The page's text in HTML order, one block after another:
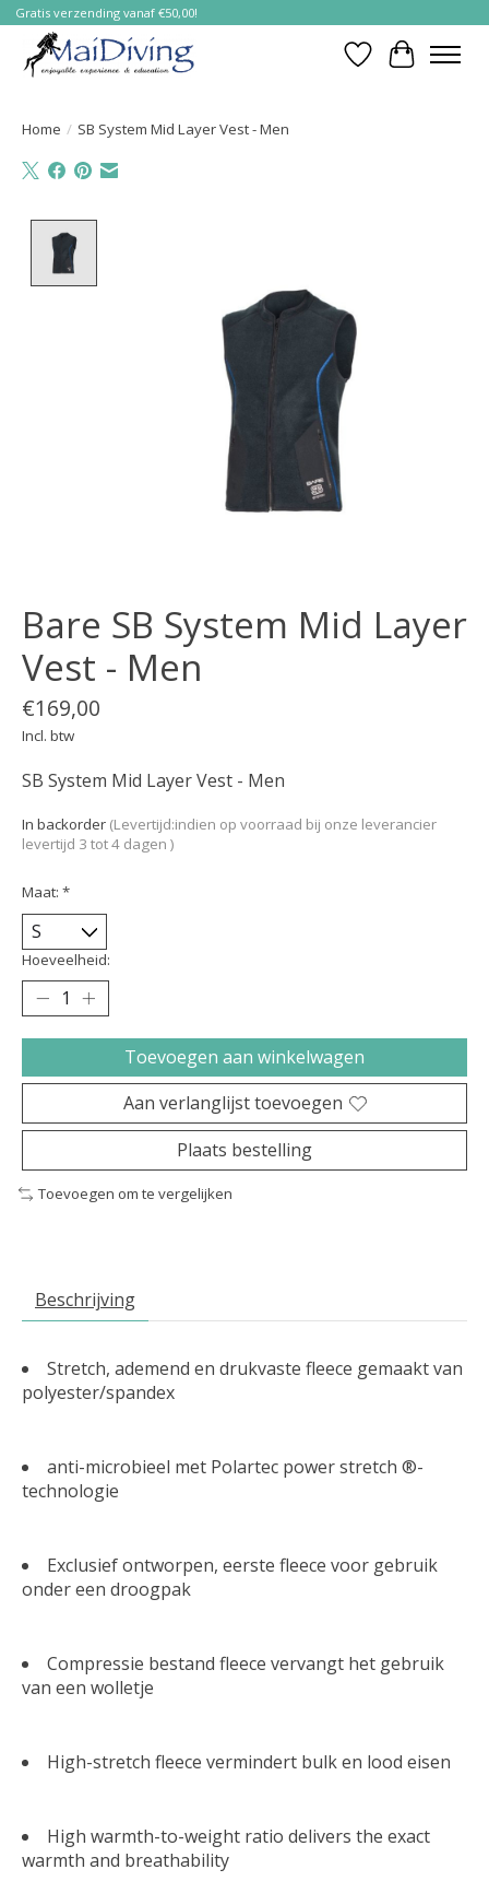
Gratis verzending vanaf €50,00!
Verlanglijst
Home / SB System Mid Layer Vest - Men
Bare SB System Mid Layer
Vest - Men
€169,00
Incl. btw
SB System Mid Layer Vest - Men
In backorder (Levertijd:indien op voorraad bij onze leverancier
levertijd 3 tot 4 dagen )
Maat: *
Hoeveelheid:
Toevoegen aan winkelwagen
Aan verlanglijst toevoegen
Plaats bestelling
Toevoegen om te vergelijken
Beschrijving
Stretch, ademend en drukvaste fleece gemaakt van
polyester/spandex
anti-microbieel met Polartec power stretch ®-
technologie
Exclusief ontworpen, eerste fleece voor gebruik
onder een droogpak
Compressie bestand fleece vervangt het gebruik
van een wolletje
High-stretch fleece vermindert bulk en lood eisen
High warmth-to-weight ratio delivers the exact
warmth and breathability